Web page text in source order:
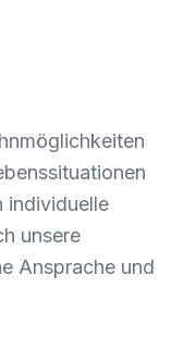
individuelle
unsere
Ansprache und